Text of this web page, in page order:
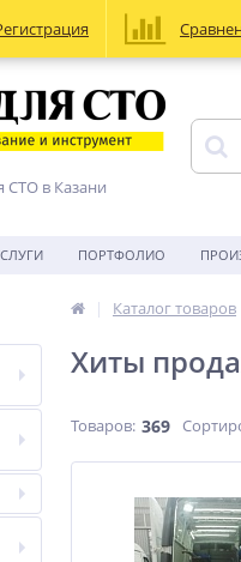
СТО в Казани
ПОРТФОЛИО
Каталог товаров
Хиты
Товаров: 369